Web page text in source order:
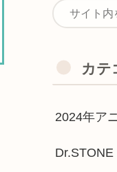
カテ
2024年ア
Dr.STONE